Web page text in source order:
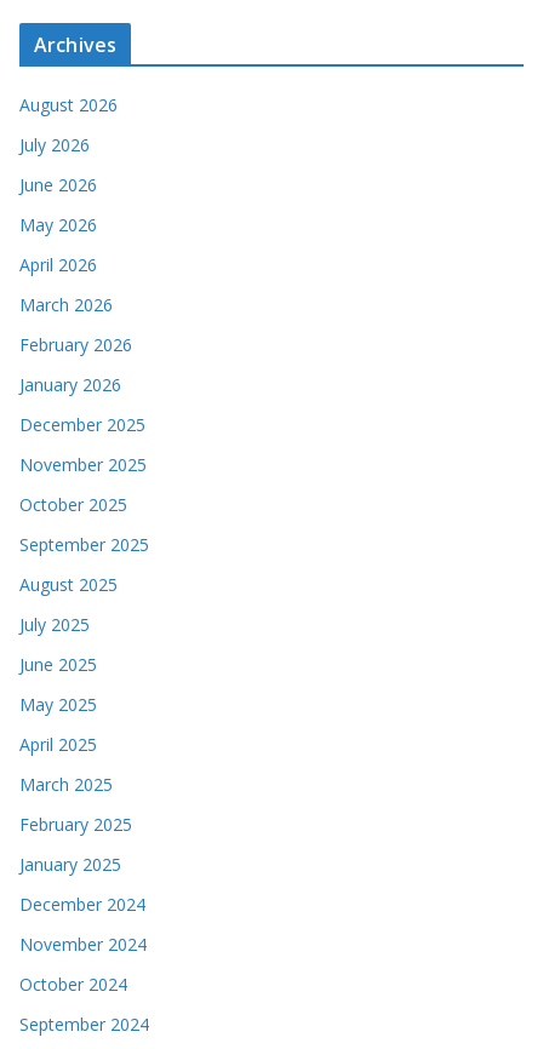
Archives
August 2026
July 2026
June 2026
May 2026
April 2026
March 2026
February 2026
January 2026
December 2025
November 2025
October 2025
September 2025
August 2025
July 2025
June 2025
May 2025
April 2025
March 2025
February 2025
January 2025
December 2024
November 2024
October 2024
September 2024